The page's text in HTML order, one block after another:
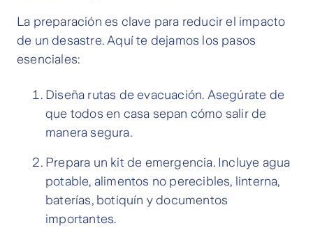
La preparación es clave para reducir el impacto
de un desastre. Aquí te dejamos los pasos
esenciales:
Diseña rutas de evacuación. Asegúrate de
que todos en casa sepan cómo salir de
manera segura.
Prepara un kit de emergencia. Incluye agua
potable, alimentos no perecibles, linterna,
baterías, botiquín y documentos
importantes.